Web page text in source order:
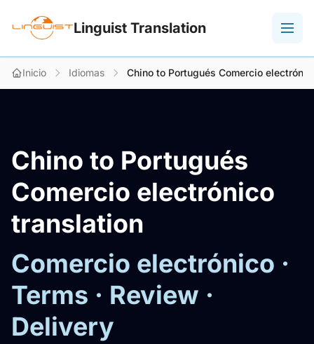
Linguist Translation
Inicio Idiomas Chino to Portugués Comercio
Chino to Portugués
Comercio electrónico
translation
Comercio electrónico ·
Terms · Review ·
Delivery